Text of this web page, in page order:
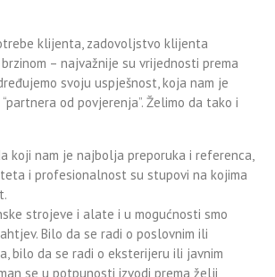
klijenta, zadovoljstvo klijenta
– najvažnije su vrijednosti prema
svoju uspješnost, koja nam je
od povjerenja”. Želimo da tako i
koji nam je najbolja preporuka i referenca,
i profesionalnost su stupovi na kojima
strojeve i alate i u mogućnosti smo
Bilo da se radi o poslovnim ili
bilo da se radi o eksterijeru ili javnim
se u potpunosti izvodi prema želji